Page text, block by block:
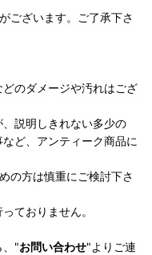
ございます。ご了承下さ
のダメージや汚れはござ
説明しきれない多少の
ど、アンティーク商品に
の方は慎重にご検討下さ
ておりません。
、"お問い合わせ"よりご連